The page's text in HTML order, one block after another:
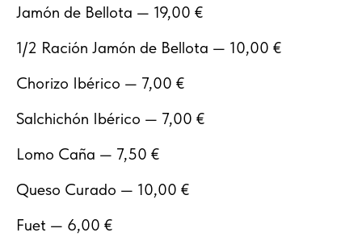
Jamón de Bellota — 19,00 €
1/2 Ración Jamón de Bellota — 10,00 €
Chorizo Ibérico — 7,00 €
Salchichón Ibérico — 7,00 €
Lomo Caña — 7,50 €
Queso Curado — 10,00 €
Fuet — 6,00 €